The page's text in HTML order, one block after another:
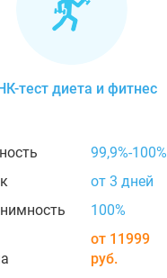
тест диета и фитнес
99,9%-100%
от 3 дней
100%
от 11999
руб.